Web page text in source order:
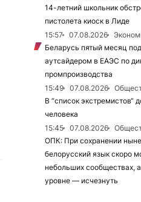
14-летний школьник
пистолета киоск в Лиде
15:57
07.08.2026
Беларусь пятый месяц
аутсайдером в ЕАЭС по
промпроизводства
15:49
07.08.2026
В “список экстремистов“
человека
15:45
07.08.2026
ОПК: При сохранении
белорусский язык скоро
небольших сообществах,
уровне — исчезнуть